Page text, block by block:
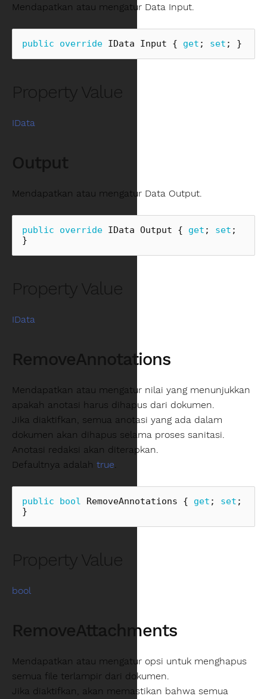
Mendapatkan atau mengatur Data Input.
public override IData Input { get ; set ; }
Property Value
IData
Output
Mendapatkan atau mengatur Data Output.
public override IData Output { get ; set ;
}
Property Value
IData
RemoveAnnotations
Mendapatkan atau mengatur nilai yang menunjukkan
apakah anotasi harus dihapus dari dokumen.
Jika diaktifkan, semua anotasi yang ada dalam
dokumen akan dihapus selama proses sanitasi.
Anotasi redaksi akan diterapkan.
Defaultnya adalah true.
public bool RemoveAnnotations { get ; set ;
}
Property Value
bool
RemoveAttachments
Mendapatkan atau mengatur opsi untuk menghapus
semua file terlampir dari dokumen.
Jika diaktifkan, akan memastikan bahwa semua